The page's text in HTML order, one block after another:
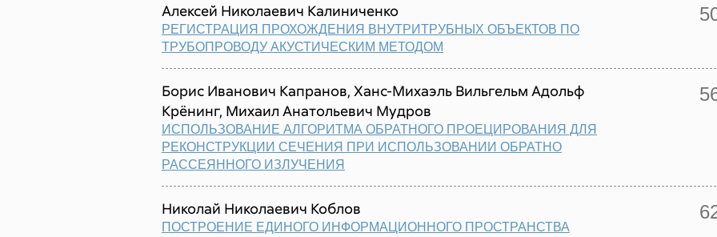
Алексей Николаевич Калиниченко
РЕГИСТРАЦИЯ ПРОХОЖДЕНИЯ ВНУТРИТРУБНЫХ ОБЪЕКТОВ ПО
ТРУБОПРОВОДУ АКУСТИЧЕСКИМ МЕТОДОМ
Борис Иванович Капранов, Ханс-Михаэль Вильгельм Адольф
Крёнинг, Михаил Анатольевич Мудров
ИСПОЛЬЗОВАНИЕ АЛГОРИТМА ОБРАТНОГО ПРОЕЦИРОВАНИЯ ДЛЯ
РЕКОНСТРУКЦИИ СЕЧЕНИЯ ПРИ ИСПОЛЬЗОВАНИИ ОБРАТНО
РАССЕЯННОГО ИЗЛУЧЕНИЯ
Николай Николаевич Коблов
ПОСТРОЕНИЕ ЕДИНОГО ИНФОРМАЦИОННОГО ПРОСТРАНСТВА